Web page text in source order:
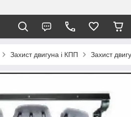
Захист двигуна і КПП Захист